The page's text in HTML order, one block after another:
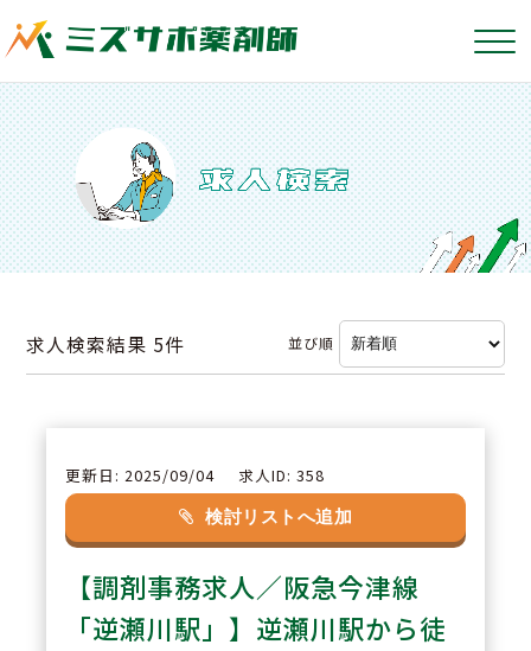
求人検索結果 5件 並び順
更新日: 2025/09/04 求人ID: 358
検討リストへ追加
【調剤事務求人／阪急今津線
「逆瀬川駅」】逆瀬川駅から徒